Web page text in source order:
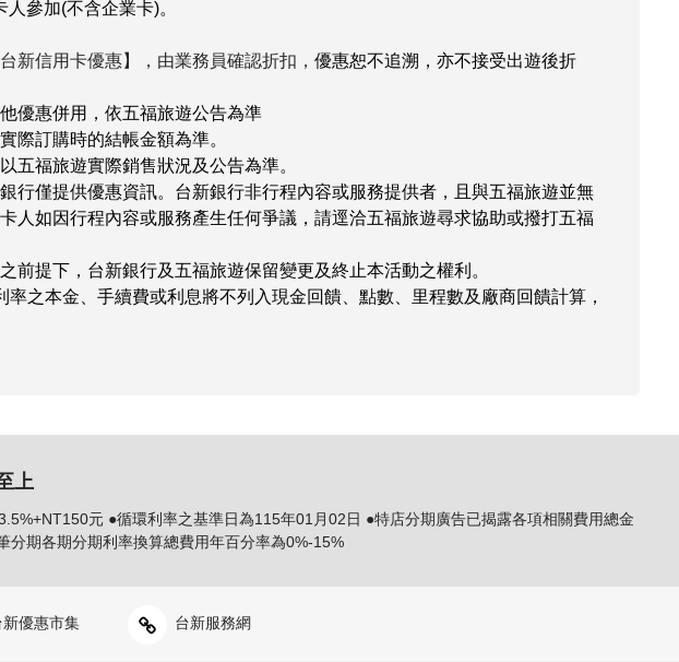
參加(不含企業卡)。
新信用卡優惠】，由業務員確認折扣， 優惠恕不追溯，亦不接受出遊後折
優惠併用，依五福旅遊公告為準
際訂購時的結帳金額為準。
五福旅遊實際銷售狀況及公告為準。
行僅提供優惠資訊。台新銀行非行程內容或服務提供者，且與五福旅遊並無
人如因行程內容或服務產生任何爭議，請逕洽五福旅遊尋求協助或撥打五福
前提下，台新銀行及五福旅遊保留變更及終止本活動之權利。
之本金、手續費或利息將不列入現金回饋、點數、里程數及廠商回饋計算，
上
元 ●循環利率之基準日為115年01月02日 ●特店分期廣告已揭露各項相關費用總金
期各期分期利率換算總費用年百分率為0%-15%
新優惠市集 台新服務網